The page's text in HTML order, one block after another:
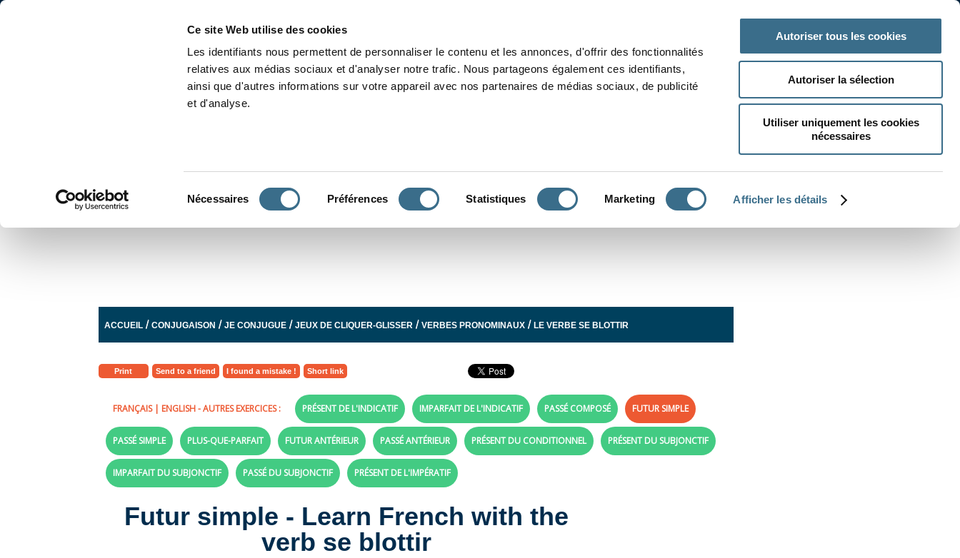
Ce site Web utilise des cookies
Les identifiants nous permettent de personnaliser le contenu et les annonces, d'offrir des fonctionnalités
relatives aux médias sociaux et d'analyser notre trafic. Nous partageons également ces identifiants,
ainsi que d'autres informations sur votre appareil avec nos partenaires de médias sociaux, de publicité
et d'analyse.
Nécessaires Préférences Statistiques Marketing Afficher les détails
Autoriser tous les cookies
Autoriser la sélection
Utiliser uniquement les cookies
nécessaires
ACCUEIL /CONJUGAISON /JE CONJUGUE /JEUX DE CLIQUER-GLISSER /VERBES PRONOMINAUX /LE VERBE SE BLOTTIR
Print Send to a friend I found a mistake ! Short link
FRANÇAIS| ENGLISH- AUTRES EXERCICES : PRÉSENT DE L'INDICATIF IMPARFAIT DE L'INDICATIF PASSÉ COMPOSÉ FUTUR SIMPLE
PASSÉ SIMPLE PLUS-QUE-PARFAIT FUTUR ANTÉRIEUR PASSÉ ANTÉRIEUR PRÉSENT DU CONDITIONNEL PRÉSENT DU SUBJONCTIF
IMPARFAIT DU SUBJONCTIF PASSÉ DU SUBJONCTIF PRÉSENT DE L'IMPÉRATIF
Futur simple - Learn French with the
verb se blottir